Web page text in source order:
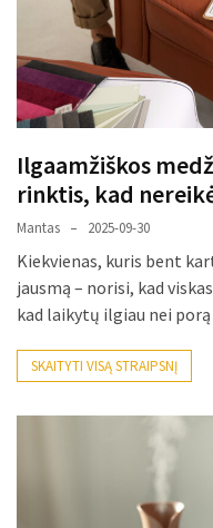
Ilgaamžiškos
rinktis, kad
Mantas 2025-09-30
Kiekvienas, kuris bent
jausmą – norisi, kad
kad laikytų ilgiau nei
SKAITYTI VISĄ STRAIPSNĮ